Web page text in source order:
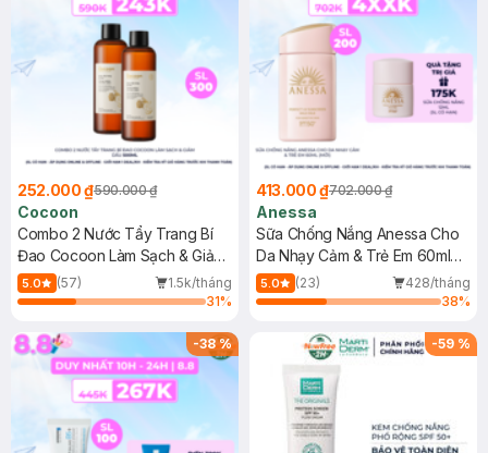
252.000 ₫590.000 ₫
Cocoon
Combo 2 Nước Tẩy Trang Bí
Đao Cocoon Làm Sạch & Giảm
Dầu 500ml
5.0 (57)
1.5k/tháng
31%
413.000 ₫702.000 ₫
Anessa
Sữa Chống Nắng Anessa Cho
Da Nhạy Cảm & Trẻ Em 60ml
(Mới)
5.0 (23)
428/tháng
38%
-38% -59 %